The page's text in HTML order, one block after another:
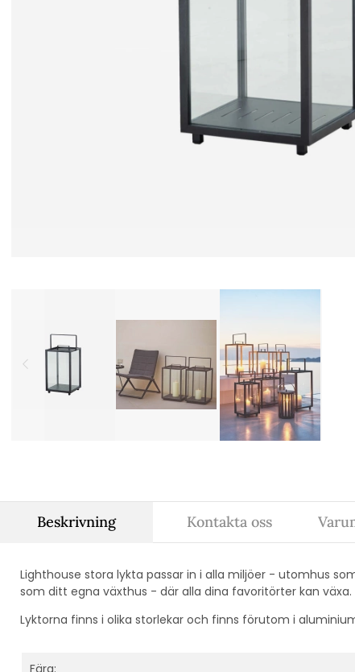
Beskrivning
Lighthouse stora lykta passar in i alla miljöer - utomhus
som ditt egna växthus - där alla dina favoritörter kan
Lyktorna finns i olika storlekar och finns förutom i
Färg:
Kontakta oss